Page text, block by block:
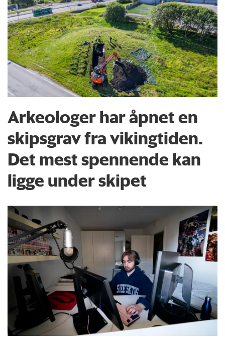
Arkeologer har åpnet en
skipsgrav fra vikingtiden.
Det mest spennende kan
ligge under skipet